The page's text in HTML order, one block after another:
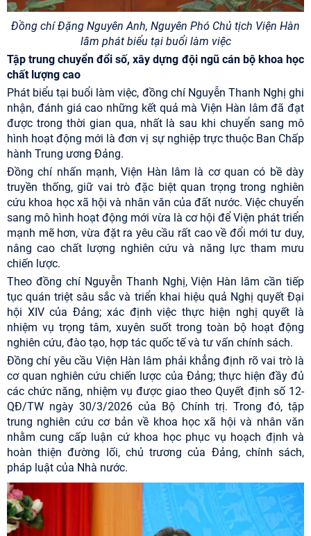
Đồng chíĐặng Nguyên Anh, Nguyên Phó Chủ tịch Viện Hàn
lâm phát biểu tại buổi làm việc
Tập trung chuyển đổi số, xây dựng đội ngũ cán bộ khoa học
chất lượng cao
Phát biểu tại buổi làm việc, đồng chí Nguyễn Thanh Nghị ghi
nhận, đánh giá cao những kết quả mà Viện Hàn lâm đã đạt
được trong thời gian qua, nhất là sau khi chuyển sang mô
hình hoạt động mới là đơn vị sự nghiệp trực thuộc Ban Chấp
hành Trung ương Đảng.
Đồng chí nhấn mạnh, Viện Hàn lâm là cơ quan có bề dày
truyền thống, giữ vai trò đặc biệt quan trọng trong nghiên
cứu khoa học xã hội và nhân văn của đất nước. Việc chuyển
sang mô hình hoạt động mới vừa là cơ hội để Viện phát triển
mạnh mẽ hơn, vừa đặt ra yêu cầu rất cao về đổi mới tư duy,
nâng cao chất lượng nghiên cứu và năng lực tham mưu
chiến lược.
Theo đồng chí Nguyễn Thanh Nghị, Viện Hàn lâm cần tiếp
tục quán triệt sâu sắc và triển khai hiệu quả Nghị quyết Đại
hội XIV của Đảng; xác định việc thực hiện nghị quyết là
nhiệm vụ trọng tâm, xuyên suốt trong toàn bộ hoạt động
nghiên cứu, đào tạo, hợp tác quốc tế và tư vấn chính sách.
Đồng chí yêu cầu Viện Hàn lâm phải khẳng định rõ vai trò là
cơ quan nghiên cứu chiến lược của Đảng; thực hiện đầy đủ
các chức năng, nhiệm vụ được giao theo Quyết định số 12-
QĐ/TW ngày 30/3/2026 của Bộ Chính trị. Trong đó, tập
trung nghiên cứu cơ bản về khoa học xã hội và nhân văn
nhằm cung cấp luận cứ khoa học phục vụ hoạch định và
hoàn thiện đường lối, chủ trương của Đảng, chính sách,
pháp luật của Nhà nước.